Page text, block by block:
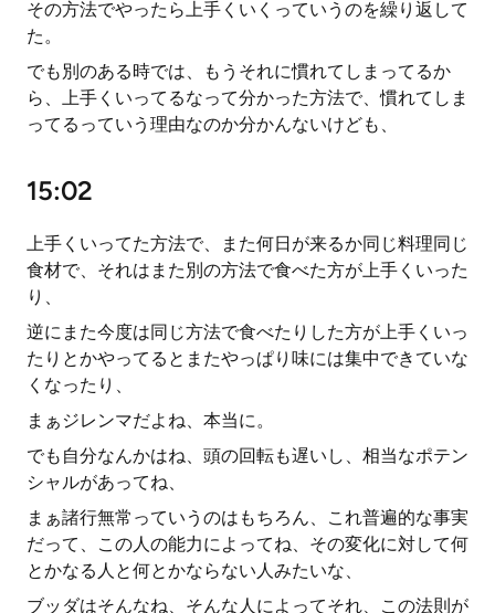
その方法でやったら上手くいくっていうのを繰り返して
た。
でも別のある時では、もうそれに慣れてしまってるか
ら、上手くいってるなって分かった方法で、慣れてしま
ってるっていう理由なのか分かんないけども、
15:02
上手くいってた方法で、また何日が来るか同じ料理同じ
食材で、それはまた別の方法で食べた方が上手くいった
り、
逆にまた今度は同じ方法で食べたりした方が上手くいっ
たりとかやってるとまたやっぱり味には集中できていな
くなったり、
まぁジレンマだよね、本当に。
でも自分なんかはね、頭の回転も遅いし、相当なポテン
シャルがあってね、
まぁ諸行無常っていうのはもちろん、これ普遍的な事実
だって、この人の能力によってね、その変化に対して何
とかなる人と何とかならない人みたいな、
ブッダはそんなね、そんな人によってそれ、この法則が